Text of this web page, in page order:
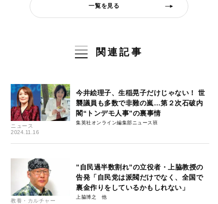
一覧を見る
関連記事
ニュース
2024.11.16
今井絵理子、生稲晃子だけじゃない！ 世
襲議員も多数で非難の嵐…第２次石破内
閣“トンデモ人事”の裏事情
集英社オンライン編集部ニュース班
教養・カルチャー
”自民過半数割れ”の立役者・上脇教授の
告発「自民党は派閥だけでなく、全国で
裏金作りをしているかもしれない」
上脇博之